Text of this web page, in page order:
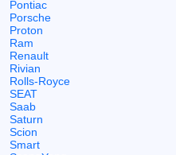
Pontiac
Porsche
Proton
Ram
Renault
Rivian
Rolls-Royce
SEAT
Saab
Saturn
Scion
Smart